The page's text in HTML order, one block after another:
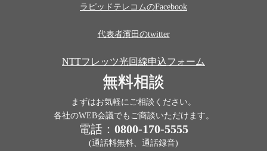
ラピッドテレコムのFacebook
代表者濱田のtwitter
NTTフレッツ光回線申込フォーム
無料相談
まずはお気軽にご相談ください。
各社のWEB会議でもご商談いただけます。
電話： 0800-170-5555
(通話料無料、通話録音)